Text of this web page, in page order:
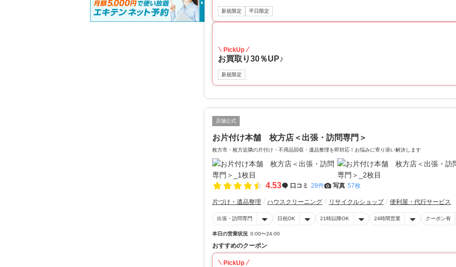
新規限定 平日限定
PickUp
お買取り30％UP♪
新規限定
店舗公式
お片付け本舗 枚方店＜出張・訪問専門＞
枚方市・枚方近隣の片付け・不用品回収・遺品整理を即対応！お悩みに寄り添い解決します
4.53 口コミ 28件 写真 57枚
片づけ・遺品整理 ハウスクリーニング リサイクルショップ 便利屋・代行サービス
出張・訪問専門 日祝OK 21時以降OK 24時間営業 クーポン有
本日の営業状況 0:00〜24:00
おすすめのクーポン
PickUp